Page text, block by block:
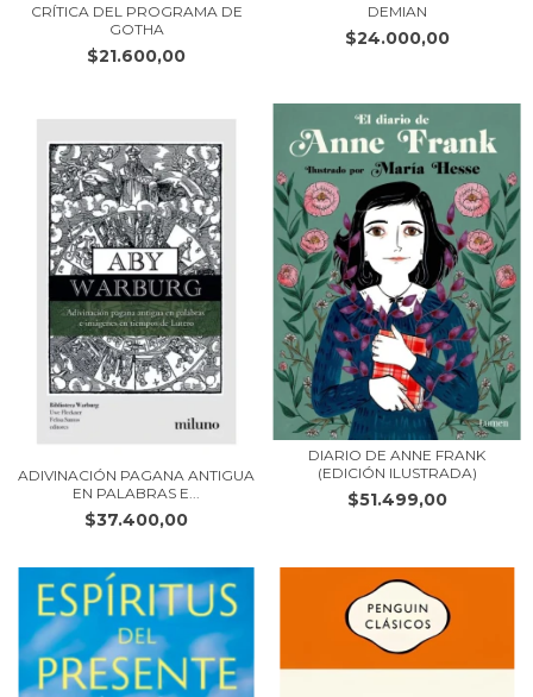
CRÍTICA DEL PROGRAMA DE
GOTHA
$21.600,00
DEMIAN
$24.000,00
ADIVINACIÓN PAGANA ANTIGUA
EN PALABRAS E...
$37.400,00
DIARIO DE ANNE FRANK
(EDICIÓN ILUSTRADA)
$51.499,00